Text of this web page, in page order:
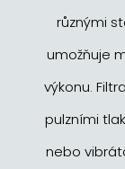
různými
umožňuje
výkonu.
pulzními
nebo